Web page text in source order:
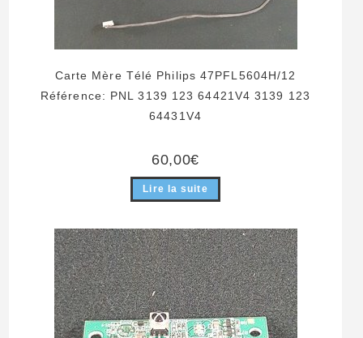
Carte Mère Télé Philips 47PFL5604H/12
Référence: PNL 3139 123 64421V4 3139 123
64431V4
60,00€
Lire la suite